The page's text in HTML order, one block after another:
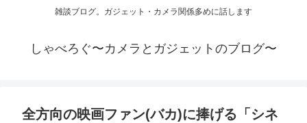
雑談ブログ。ガジェット・カメラ関係多めに話します
しゃべろぐ〜カメラとガジェットのブログ〜
全方向の映画ファン(バカ)に捧げる「シネ